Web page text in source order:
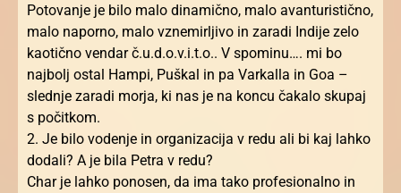
Potovanje je bilo malo dinamično, malo avanturistično,
malo naporno, malo vznemirljivo in zaradi Indije zelo
kaotično vendar č.u.d.o.v.i.t.o.. V spominu…. mi bo
najbolj ostal Hampi, Puškal in pa Varkalla in Goa –
slednje zaradi morja, ki nas je na koncu čakalo skupaj
s počitkom.
2. Je bilo vodenje in organizacija v redu ali bi kaj lahko
dodali? A je bila Petra v redu?
Char je lahko ponosen, da ima tako profesionalno in